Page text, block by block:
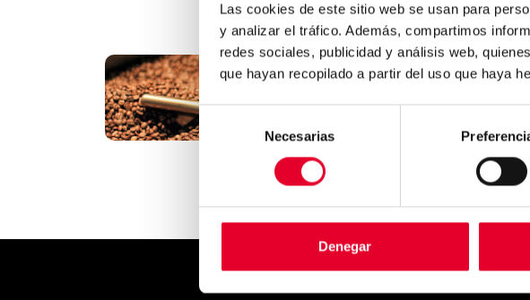
Las cookies de este sitio web se usan para
y analizar el tráfico. Además, compartimos
redes sociales, publicidad y análisis web,
que hayan recopilado a partir del uso que haya
Selección
de
consentimiento
Necesarias
Denegar